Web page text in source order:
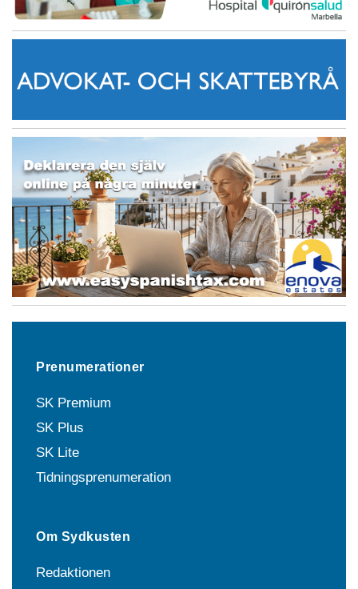
Prenumerationer
SK Premium
SK Plus
SK Lite
Tidningsprenumeration
Om Sydkusten
Redaktionen